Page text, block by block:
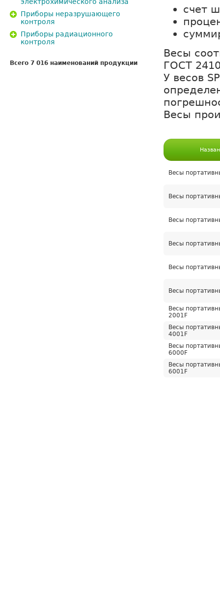
cчет
Весы
ГОСТ
У весов
Весы
Весы
Весы
Весы
Весы
Весы
Весы
Весы
2001F
Весы
4001F
Весы
6000F
Весы
6001F
Приборы неразрушающего
контроля
Приборы радиационного
контроля
Всего 7 016 наименований продукции